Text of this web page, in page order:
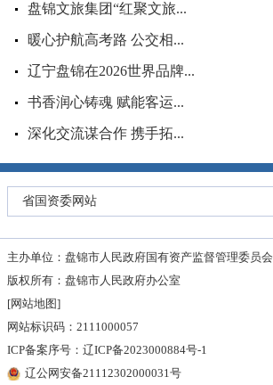
盘锦文旅集团“红聚文旅...
暖心护航高考路 公交相...
辽宁盘锦在2026世界品牌...
书香润心铸魂 赋能客运...
深化交流谋合作 携手拓...
省国资委网站
主办单位：盘锦市人民政府国有资产监督管理委员会
版权所有：盘锦市人民政府办公室
[网站地图]
网站标识码：2111000057
ICP备案序号：辽ICP备2023000884号-1
辽公网安备21112302000031号